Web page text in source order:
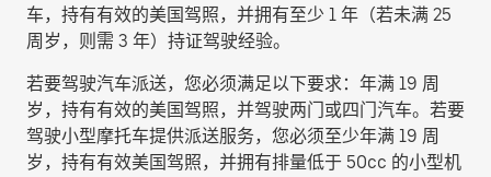
车，持有有效的美国驾照，并拥有至少 1 年（若未满 25
周岁，则需 3 年）持证驾驶经验。
若要驾驶汽车派送，您必须满足以下要求：年满 19 周
岁，持有有效的美国驾照，并驾驶两门或四门汽车。若要
驾驶小型摩托车提供派送服务，您必须至少年满 19 周
岁，持有有效美国驾照，并拥有排量低于 50cc 的小型机